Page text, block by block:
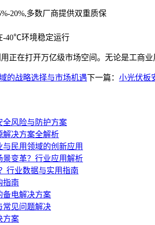
20%,多数厂商提供双重质保
-40℃环境稳定运行
正在打开万亿级市场空间。无论是工商
的战略选择与市场机遇下一篇： 小光伏板
全风险与防护方案
解决方案全解析
民用领域的创新应用
景变革？行业应用解析
行业数据与实用指南
指南
备电解决方案
常见问题解决
方案